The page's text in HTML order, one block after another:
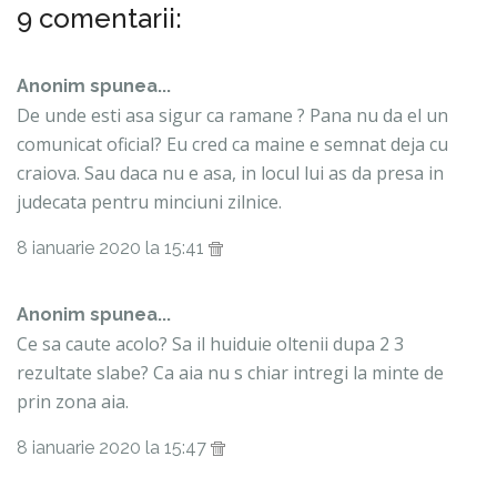
9 comentarii:
Anonim spunea...
De unde esti asa sigur ca ramane ? Pana nu da el un
comunicat oficial? Eu cred ca maine e semnat deja cu
craiova. Sau daca nu e asa, in locul lui as da presa in
judecata pentru minciuni zilnice.
8 ianuarie 2020 la 15:41
Anonim spunea...
Ce sa caute acolo? Sa il huiduie oltenii dupa 2 3
rezultate slabe? Ca aia nu s chiar intregi la minte de
prin zona aia.
8 ianuarie 2020 la 15:47